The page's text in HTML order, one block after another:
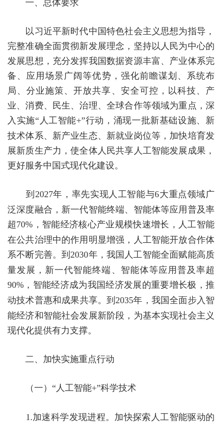
一、总体要求
以习近平新时代中国特色社会主义思想为指导，
完整准确全面贯彻新发展理念，坚持以人民为中心的
发展思想，充分发挥我国数据资源丰富、产业体系完
备、 应用场景广阔等优势，强化前瞻谋划、系统布
局、分业施策、开放共享、安全可控，以科技、产
业、消费、民生、治理、全球合作等领域为重点，深
入实施“人工智能+”行动，涌现一批新基础设施、新
技术体系、新产业生态、新就业岗位等，加快培育发
展新质生产力，使全体人民共享人工智能发展成果，
更好服务中国式现代化建设。
到 2027年，率先实现人工智能与6大重点领域广
泛深度融合，新一代智能终端、智能体等应用普及率
超70% ，智能经济核心产业规模快速增长，人工智能
在公共治理中的作用明显增强，人工智能开放合作体
系不断完善。到2030年，我国人工智能全面赋能高质
量发展，新一代智能终端、智能体等应用普及率超
90% ，智能经济成为我国经济发展的重要增长极，推
动技术普惠和成果共享。到2035年，我国全面步入智
能经济和智能社会发展新阶段，为基本实现社会主义
现代化提供有力支撑。
二、加快实施重点行动
（一） “人工智能+”科学技术
1.加速科学发现进程。 加快探索人工智能驱动的